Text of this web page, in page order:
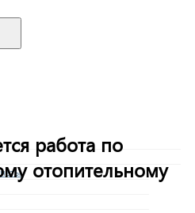
работа по
отопительному